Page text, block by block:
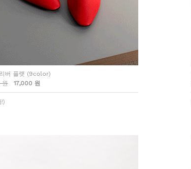
버 플랫 (9color)
원
17,000 원
!)